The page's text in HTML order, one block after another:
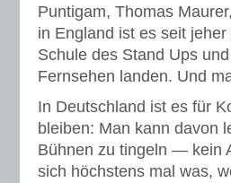
Puntigam, Thomas
in England ist es seit
Schule des Stand Ups
Fernsehen landen. Und
In Deutschland ist es für
bleiben: Man kann davon
Bühnen zu tingeln — kein
sich höchstens mal was,